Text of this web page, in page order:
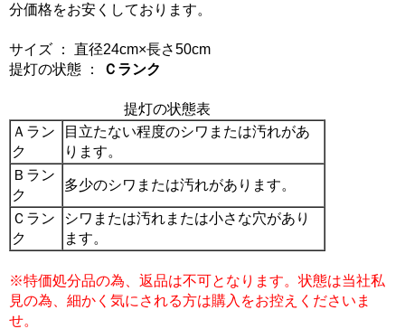
分価格をお安くしております。
サイズ ： 直径24cm×長さ50cm
提灯の状態 ：
Ｃランク
提灯の状態表
Ａラン
ク
目立たない程度のシワまたは汚れがあ
ります。
Ｂラン
ク
多少のシワまたは汚れがあります。
Ｃラン
ク
シワまたは汚れまたは小さな穴があり
ます。
※特価処分品の為、返品は不可となります。状態は当社私
見の為、細かく気にされる方は購入をお控えくださいま
せ。